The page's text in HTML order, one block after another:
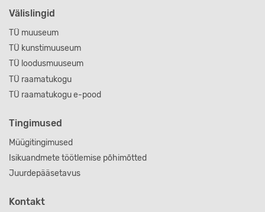
Välislingid
TÜ muuseum
TÜ kunstimuuseum
TÜ loodusmuuseum
TÜ raamatukogu
TÜ raamatukogu e-pood
Tingimused
Müügitingimused
Isikuandmete töötlemise põhimõtted
Juurdepääsetavus
Kontakt